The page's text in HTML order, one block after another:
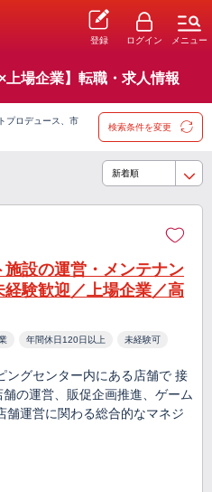
登録 ログイン メニュー
上場企業】転職・求人情報
プロデュース、市
検索条件を変更
施設の運営・メンテナン
験歓迎／上場企業／高
年間休日120日以上 未経験可
ングセンター内にある店舗で 接
の運営、販促企画推進、ゲーム
舗運営に関わる総合的なマネジ